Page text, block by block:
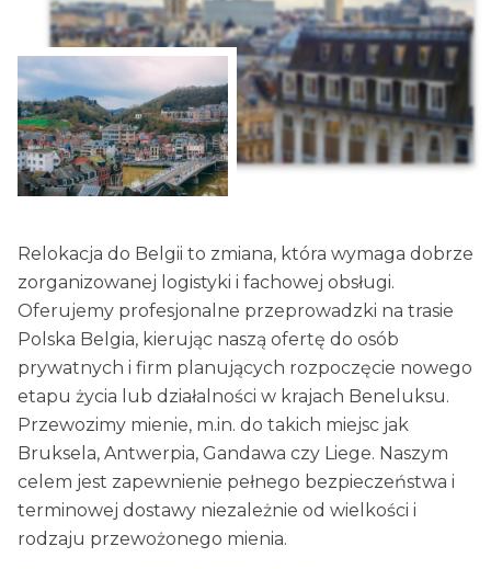
Relokacja do Belgii to zmiana, która wymaga dobrze
zorganizowanej logistyki i fachowej obsługi.
Oferujemy profesjonalne przeprowadzki na trasie
Polska Belgia, kierując naszą ofertę do osób
prywatnych i firm planujących rozpoczęcie nowego
etapu życia lub działalności w krajach Beneluksu.
Przewozimy mienie, m.in. do takich miejsc jak
Bruksela, Antwerpia, Gandawa czy Liege. Naszym
celem jest zapewnienie pełnego bezpieczeństwa i
terminowej dostawy niezależnie od wielkości i
rodzaju przewożonego mienia.